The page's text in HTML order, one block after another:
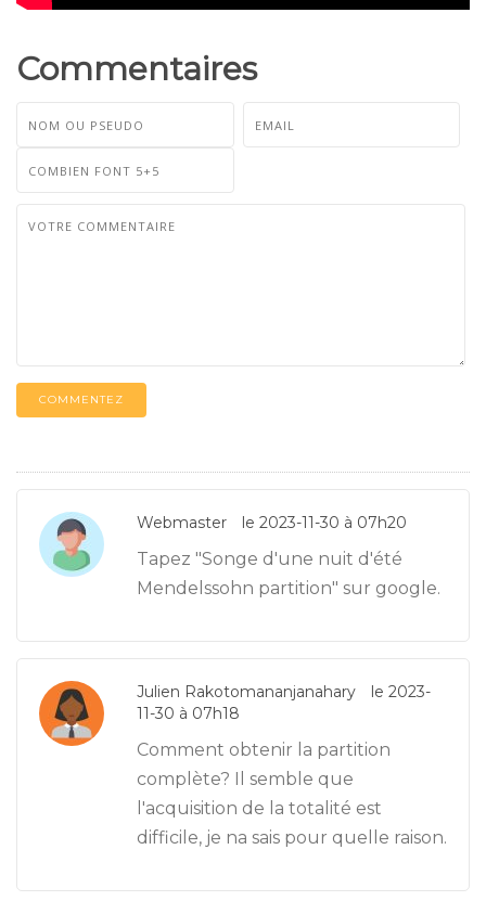
Commentaires
COMMENTEZ
Webmaster le 2023-11-30 à 07h20
Tapez "Songe d'une nuit d'été
Mendelssohn partition" sur google.
Julien Rakotomananjanahary
le 2023-
11-30 à 07h18
Comment obtenir la partition
complète? Il semble que
l'acquisition de la totalité est
difficile, je na sais pour quelle raison.